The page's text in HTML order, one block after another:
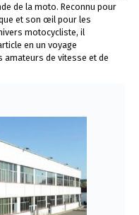
de la moto. Reconnu pour
et son œil pour les
motocycliste, il
en un voyage
amateurs de vitesse et de